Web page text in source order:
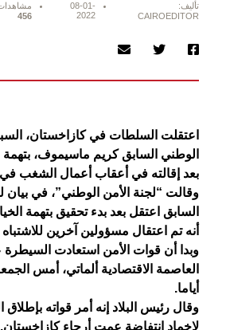
تأليف:
CAIROEDITOR
08-01-
2022
456
اعتقلت السلطات في كازاخستان،
الوطني السابق كريم ماسيموف، بتهمة
بعد إقالته في أعقاب أعمال الشغب في
وقالت “لجنة الأمن الوطني”، في بيان
السابق اعتقل بعد بدء تحقيق بتهمة
أنه تم اعتقال مسؤولين آخرين للاشتباه
وبدا أن قوات الأمن استعادت
العاصمة الاقتصادية ألماتي، أمس
أياما.
وقال رئيس البلاد إنه أمر قواته بإطلاق
لإخماد انتفاضة عمت أرجاء كازاخستان.